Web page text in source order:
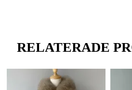
RELATERADE